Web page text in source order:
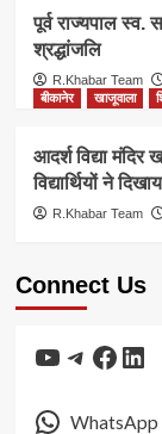
पूर्व राज्यपाल स्व.
श्रद्धांजलि
R.Khabar Team
बीकानेर
खाजूवाला
आदर्श विद्या
विद्यार्थियों ने
R.Khabar Team
Connect Us
YouTube
Telegram
WhatsApp